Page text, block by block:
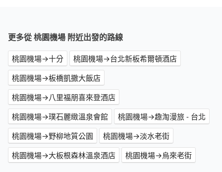
更多從 桃園機場 附近出發的路線
桃園機場→十分
桃園機場→台北新板希爾頓酒店
桃園機場→板橋凱撒大飯店
桃園機場→八里福朋喜來登酒店
桃園機場→璞石麗緻溫泉會館
桃園機場→趣淘漫旅 - 台北
桃園機場→野柳地質公園
桃園機場→淡水老街
桃園機場→大板根森林溫泉酒店
桃園機場→烏來老街